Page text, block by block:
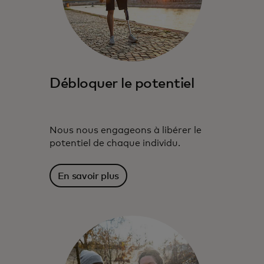
Débloquer le potentiel
Nous nous engageons à libérer le
potentiel de chaque individu.
En savoir plus